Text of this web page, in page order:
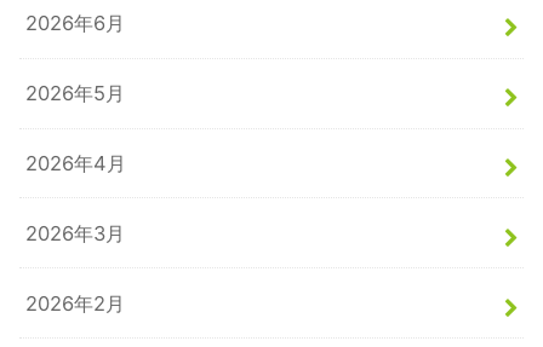
2026年6月
2026年5月
2026年4月
2026年3月
2026年2月